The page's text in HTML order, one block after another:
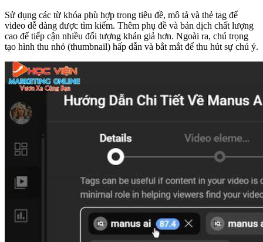
Sử dụng các từ khóa phù hợp trong tiêu đề, mô tả và thẻ tag để
video dễ dàng được tìm kiếm. Thêm phụ đề và bản dịch chất lượng
cao để tiếp cận nhiều đối tượng khán giả hơn. Ngoài ra, chú trọng
tạo hình thu nhỏ (thumbnail) hấp dẫn và bắt mắt để thu hút sự chú ý.